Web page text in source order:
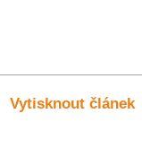
Vytisknout článek